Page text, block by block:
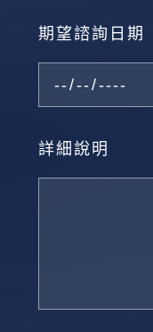
期望諮詢日期
詳細說明